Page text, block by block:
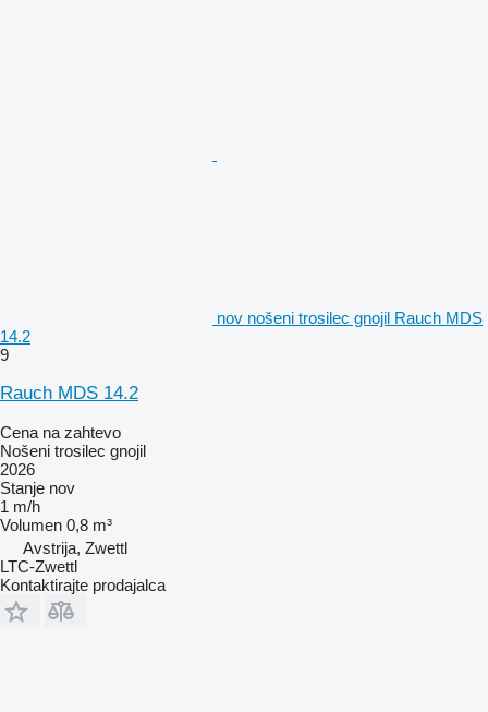
nov nošeni trosilec gnojil Rauch MDS
14.2
9
Rauch MDS 14.2
Cena na zahtevo
Nošeni trosilec gnojil
2026
Stanje nov
1 m/h
Volumen 0,8 m³
Avstrija, Zwettl
LTC-Zwettl
Kontaktirajte prodajalca